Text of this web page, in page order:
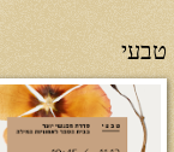
טבעי